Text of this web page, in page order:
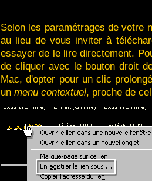
Selon les paramétrages de votre
au lieu de vous inviter à
essayer de le lire directement.
de cliquer avec le bouton droit
Mac, d'opter pour un clic
un menu contextuel, proche de